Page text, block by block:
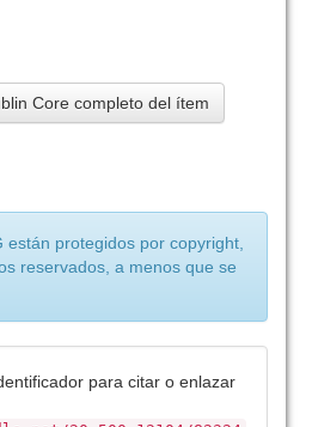
Core completo del ítem
están protegidos por copyright,
reservados, a menos que se
para citar o enlazar